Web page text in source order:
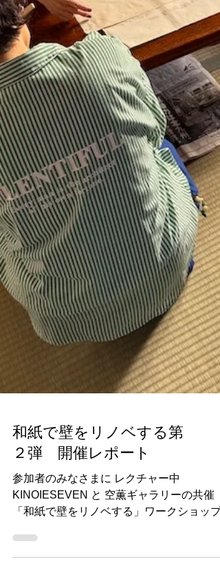
和紙で壁をリノベする第
２弾 開催レポート
参加者のみなさまに レクチャー中
KINOIESEVEN と 空薫ギャラリーの共催
「和紙で壁をリノベする」ワークショップ